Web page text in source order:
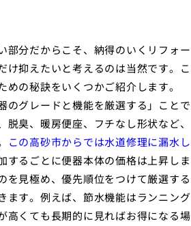
部分だからこそ、納得のいくリフォー
け抑えたいと考えるのは当然です。こ
の秘訣をいくつかご紹介します。
のグレードと機能を厳選する」ことで
臭、暖房便座、フチなし形状など、
この高砂市からでは水道修理に漏水し
するごとに便器本体の価格は上昇しま
を見極め、優先順位をつけて厳選する
ます。例えば、節水機能はランニング
高くても長期的に見ればお得になる場